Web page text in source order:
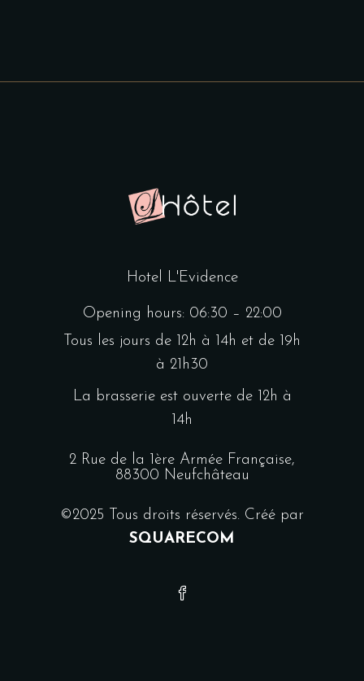
Hotel L'Evidence
Opening hours: 06:30 – 22:00
Tous les jours de 12h à 14h et de 19h
à 21h30
La brasserie est ouverte de 12h à
14h
2 Rue de la 1ère Armée Française,
88300 Neufchâteau
©2025 Tous droits réservés. Créé par
SQUARECOM